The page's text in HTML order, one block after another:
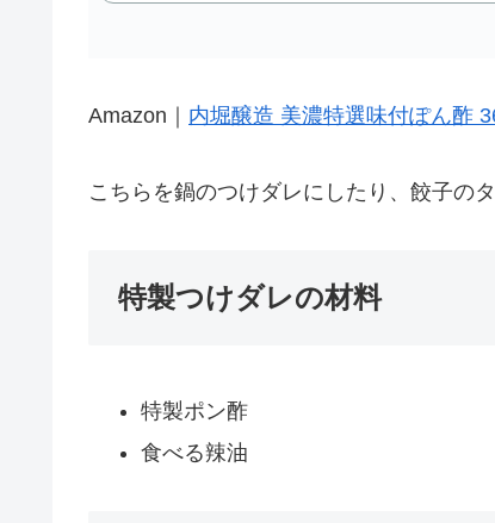
Amazon｜ 内堀醸造 美濃特選味付ぽん酢
こちらを鍋のつけダレにしたり、餃子の
特製つけダレの材料
特製ポン酢
食べる辣油